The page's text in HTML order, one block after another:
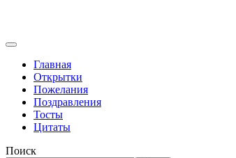
Главная
Открытки
Пожелания
Поздравления
Тосты
Цитаты
Поиск